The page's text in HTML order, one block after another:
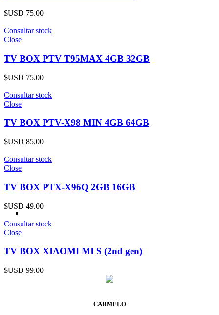
$USD 75.00
Consultar stock
Close
TV BOX PTV T95MAX 4GB 32GB
$USD 75.00
Consultar stock
Close
TV BOX PTV-X98 MIN 4GB 64GB
$USD 85.00
Consultar stock
Close
TV BOX PTX-X96Q 2GB 16GB
$USD 49.00
Consultar stock
Close
TV BOX XIAOMI MI S (2nd gen)
$USD 99.00
CARMELO